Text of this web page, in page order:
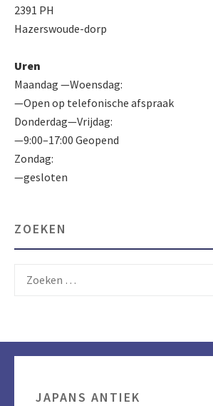
2391 PH
Hazerswoude-dorp
Uren
Maandag —Woensdag:
—Open op telefonische afspraak
Donderdag—Vrijdag:
—9:00–17:00 Geopend
Zondag:
—gesloten
ZOEKEN
JAPANS ANTIEK